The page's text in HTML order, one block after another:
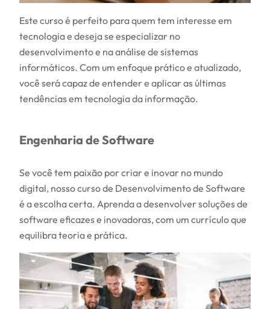
Este curso é perfeito para quem tem interesse em
tecnologia e deseja se especializar no
desenvolvimento e na análise de sistemas
informáticos. Com um enfoque prático e atualizado,
você será capaz de entender e aplicar as últimas
tendências em tecnologia da informação.
Engenharia de Software
Se você tem paixão por criar e inovar no mundo
digital, nosso curso de Desenvolvimento de Software
é a escolha certa. Aprenda a desenvolver soluções de
software eficazes e inovadoras, com um currículo que
equilibra teoria e prática.